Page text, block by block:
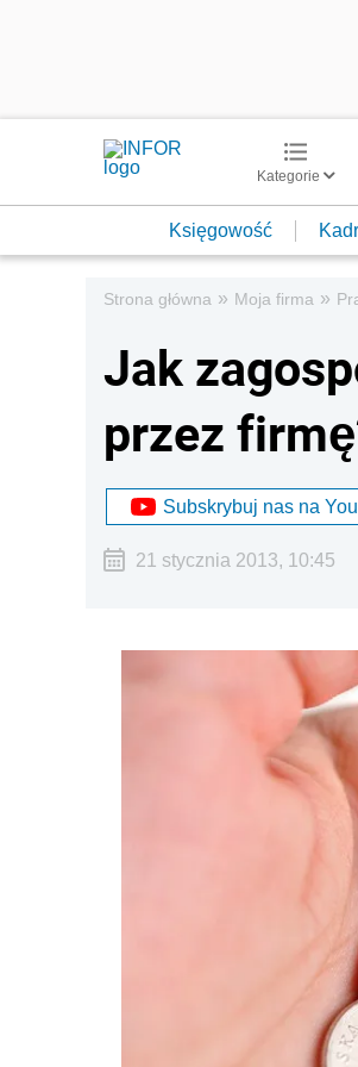
Kategorie
Księgowość
Strona główna » Moja firma »
Jak
przez
Subskrybuj nas na
21 stycznia 2013, 10:45